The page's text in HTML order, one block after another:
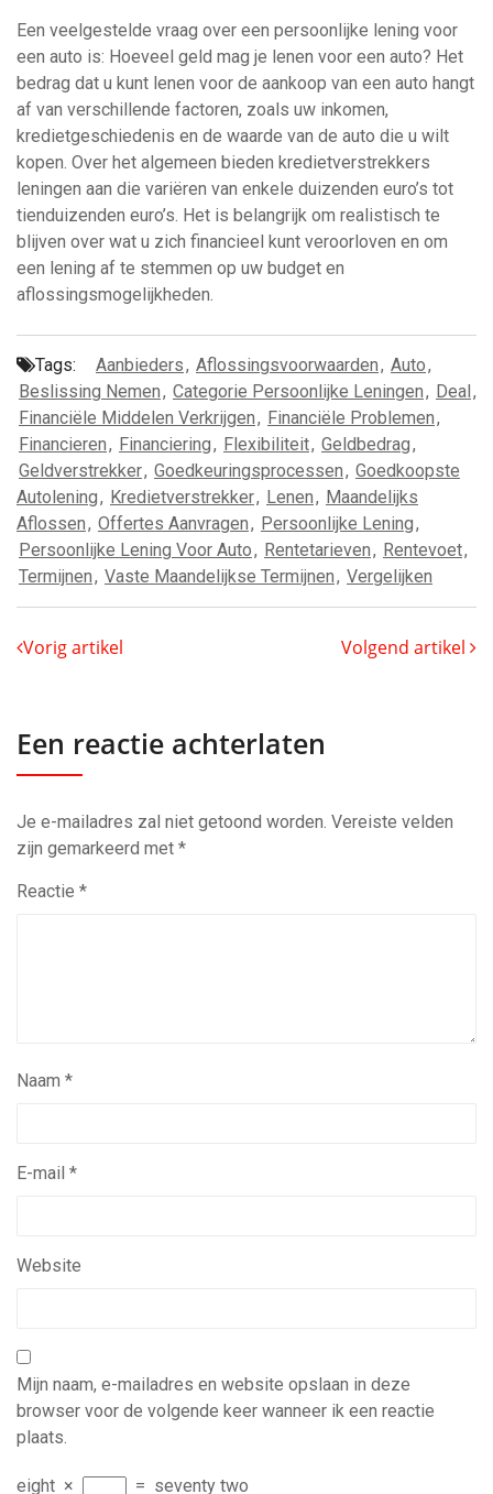
Een veelgestelde vraag over een persoonlijke lening voor
een auto is: Hoeveel geld mag je lenen voor een auto? Het
bedrag dat u kunt lenen voor de aankoop van een auto hangt
af van verschillende factoren, zoals uw inkomen,
kredietgeschiedenis en de waarde van de auto die u wilt
kopen. Over het algemeen bieden kredietverstrekkers
leningen aan die variëren van enkele duizenden euro’s tot
tienduizenden euro’s. Het is belangrijk om realistisch te
blijven over wat u zich financieel kunt veroorloven en om
een lening af te stemmen op uw budget en
aflossingsmogelijkheden.
Tags: Aanbieders, Aflossingsvoorwaarden, Auto,
Beslissing Nemen, Categorie Persoonlijke Leningen, Deal,
Financiële Middelen Verkrijgen, Financiële Problemen,
Financieren, Financiering, Flexibiliteit, Geldbedrag,
Geldverstrekker, Goedkeuringsprocessen, Goedkoopste
Autolening, Kredietverstrekker, Lenen, Maandelijks
Aflossen, Offertes Aanvragen, Persoonlijke Lening,
Persoonlijke Lening Voor Auto, Rentetarieven, Rentevoet,
Termijnen, Vaste Maandelijkse Termijnen, Vergelijken
Vorig artikel Volgend artikel
Een reactie achterlaten
Je e-mailadres zal niet getoond worden. Vereiste velden
zijn gemarkeerd met *
Reactie *
Naam *
E-mail *
Website
Mijn naam, e-mailadres en website opslaan in deze
browser voor de volgende keer wanneer ik een reactie
plaats.
eight × = seventy two